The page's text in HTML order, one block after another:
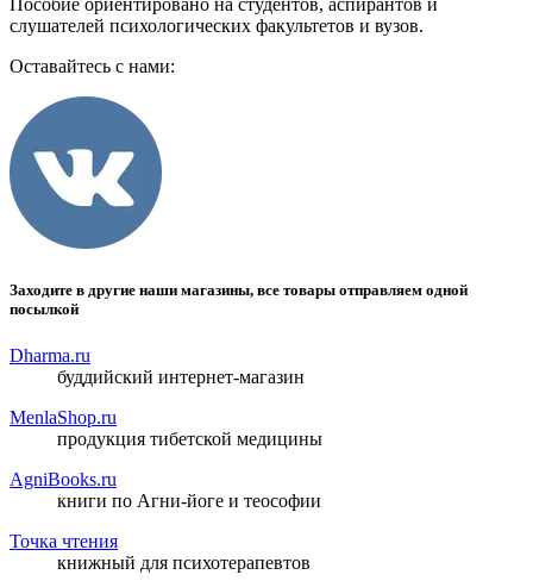
Пособие ориентировано на студентов, аспирантов и
слушателей психологических факультетов и вузов.
Оставайтесь с нами:
Заходите в другие наши магазины, все товары отправляем одной
посылкой
Dharma.ru
буддийский интернет-магазин
MenlaShop.ru
продукция тибетской медицины
AgniBooks.ru
книги по Агни-йоге и теософии
Точка чтения
книжный для психотерапевтов